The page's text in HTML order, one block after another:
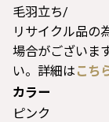
毛羽立ち/
リサイクル品の
場合がございま
い。詳細は こち
カラー
ピンク